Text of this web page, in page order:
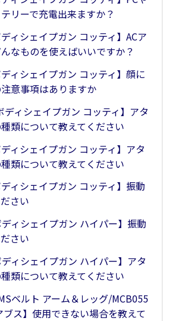
リーで充電出来ますか？
ディシェイプガン コッティ】ACア
なものを使えばいいですか？
ディシェイプガン コッティ】顔に
意事項はありますか
ディシェイプガン コッティ】アタ
類について教えてください
ディシェイプガン コッティ】アタ
類について教えてください
ディシェイプガン コッティ】振動
さい
ディシェイプガン ハイパー】振動
さい
ディシェイプガン ハイパー】アタ
類について教えてください
ベルト アーム＆レッグ/MCB055
ブス】使用できない場合を教えて